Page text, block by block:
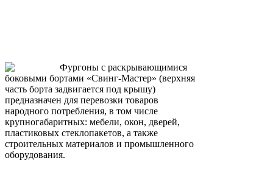
Фургоны с раскрывающимися
боковыми бортами «Свинг-Мастер» (верхняя
часть борта задвигается под крышу)
предназначен для перевозки товаров
народного потребления, в том числе
крупногабаритных: мебели, окон, дверей,
пластиковых стеклопакетов, а также
строительных материалов и промышленного
оборудования.